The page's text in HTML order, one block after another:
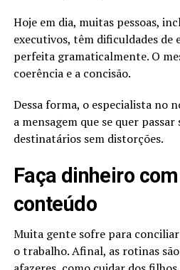
Hoje em dia, muitas pessoas,
executivos, têm dificuldades de
perfeita gramaticalmente. O
coerência e a concisão.
Dessa forma, o especialista no
a mensagem que se quer passar
destinatários sem distorções.
Faça dinheiro
conteúdo
Muita gente sofre para
o trabalho. Afinal, as rotinas